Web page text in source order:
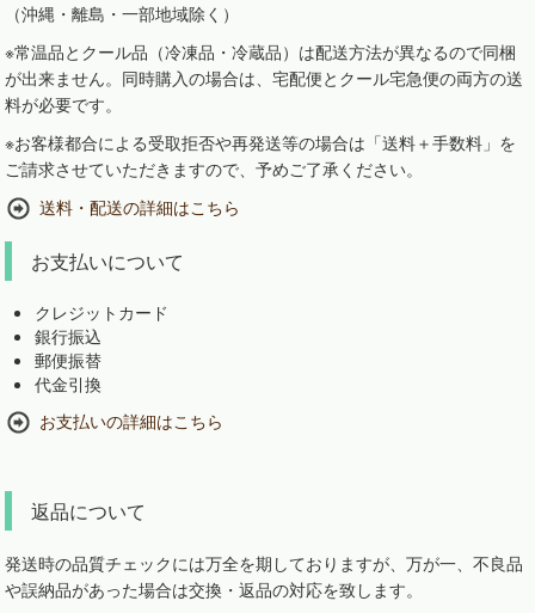
（沖縄・離島・一部地域除く）
※常温品とクール品（冷凍品・冷蔵品）は配送方法が異なるので同梱
が出来ません。同時購入の場合は、宅配便とクール宅急便の両方の送
料が必要です。
※お客様都合による受取拒否や再発送等の場合は「送料＋手数料」を
ご請求させていただきますので、予めご了承ください。
送料・配送の詳細はこちら
お支払いについて
クレジットカード
銀行振込
郵便振替
代金引換
お支払いの詳細はこちら
返品について
発送時の品質チェックには万全を期しておりますが、万が一、不良品
や誤納品があった場合は交換・返品の対応を致します。